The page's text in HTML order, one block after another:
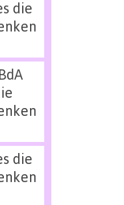
die
die